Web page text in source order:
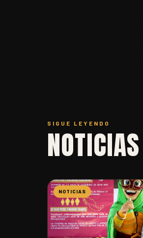
SIGUE LEYENDO
NOTICIAS
NOTICIAS